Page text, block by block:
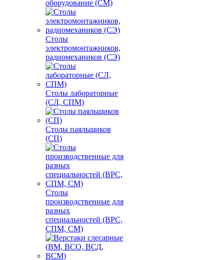
оборудование (СМ)
Столы
электромонтажников,
радиомехаников (СЭ)
Столы лабораторные
(СЛ, СПМ)
Столы паяльщиков
(СП)
Столы
производственные для
разных
специальностей (ВРС,
СПМ, СМ)